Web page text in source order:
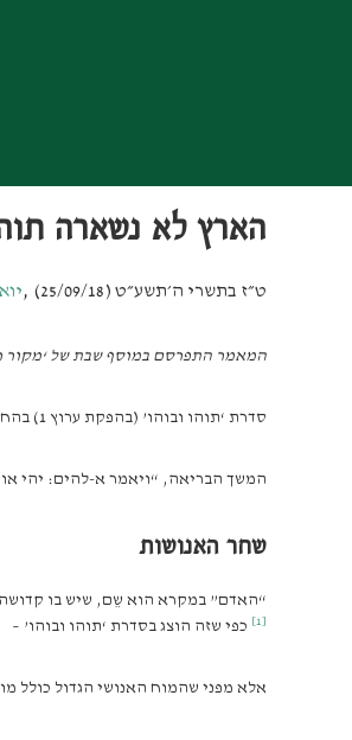
הארץ לא נשארה
ט״ז בתשרי ה׳תשע״ט (25/09/18) ,
המאמר התפרסם במוסף שבת של ‘מקור
סדרת ‘תוהו ובוהו’ (בהפקת ערוץ 1) בהחלט יפה ומרתקת, ערוכה היטב ומושקעת מאד. אבל (לפחות בפרקים הראשונים בסדרה) היא משאירה את הארץ – ואת התנ”ך – ב’תוהו ובוהו’ –
המשך הבריאה, “ויאמר א-להים: יהי
שחר האנושות
“האדם” במקרא הוא שֵם, שיש בו קדושה,
[1] כפי שזה הוצג בסדרת ‘תוהו ובוהו’ –
אלא מפני שהמוח האנושי הגדול כולל